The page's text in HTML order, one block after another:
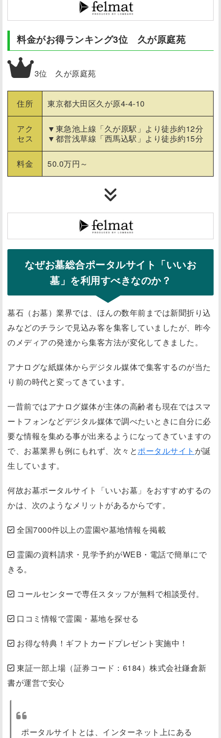
料金がお得ランキング3位 久が原庭苑
3位 久が原庭苑
住所 東京都大田区久が原4-4-10
アク
セス
▼東急池上線「久が原駅」より徒歩約12分
▼都営浅草線「西馬込駅」より徒歩約15分
料金 50.0万円～
なぜお墓総合ポータルサイト「いいお
墓」を利用すべきなのか？
墓石（お墓）業界では、ほんの数年前までは新聞折り込
みなどのチラシで見込み客を集客していましたが、昨今
のメディアの発達から集客方法が変化してきました。
アナログな紙媒体からデジタル媒体で集客するのが当た
り前の時代と変ってきています。
一昔前ではアナログ媒体が主体の高齢者も現在ではスマ
ートフォンなどデジタル媒体で調べたいときに自分に必
要な情報を集める事が出来る ようになってきていますの
で、お墓業界も例にもれず、次々とポータルサイト が誕
生しています。
何故お墓ポータルサイト 「いいお墓」 をおすすめするの
かは、次のようなメリットがあるからです。
全国7000件以上の霊園や墓地情報を掲載
霊園の資料請求・見学予約がWEB・電話で簡単にで
きる。
コールセンターで専任スタッフが無料で相談受付。
口コミ情報で霊園・墓地を探せる
お得な特典！ギフトカードプレゼント実施中！
東証一部上場（証券コード：6184）株式会社鎌倉新
書が運営で安心
ポータルサイトとは、インターネット上にある